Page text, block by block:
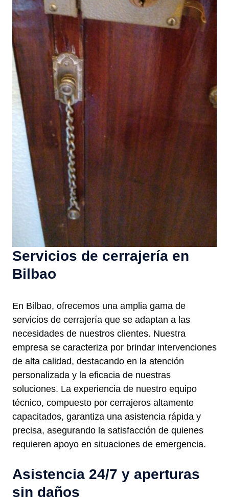
Servicios de cerrajería en
Bilbao
En Bilbao, ofrecemos una amplia gama de
servicios de cerrajería que se adaptan a las
necesidades de nuestros clientes. Nuestra
empresa se caracteriza por brindar intervenciones
de alta calidad, destacando en la atención
personalizada y la eficacia de nuestras
soluciones. La experiencia de nuestro equipo
técnico, compuesto por cerrajeros altamente
capacitados, garantiza una asistencia rápida y
precisa, asegurando la satisfacción de quienes
requieren apoyo en situaciones de emergencia.
Asistencia 24/7 y aperturas
sin daños